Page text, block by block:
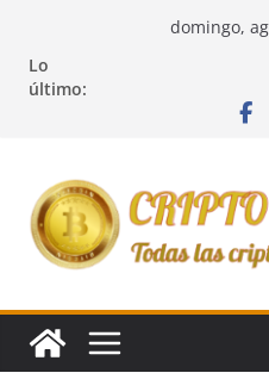
contenido
domingo,
Lo
último: